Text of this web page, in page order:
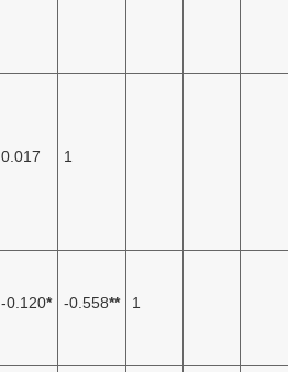
0.017 1
-0.120* -0.558** 1